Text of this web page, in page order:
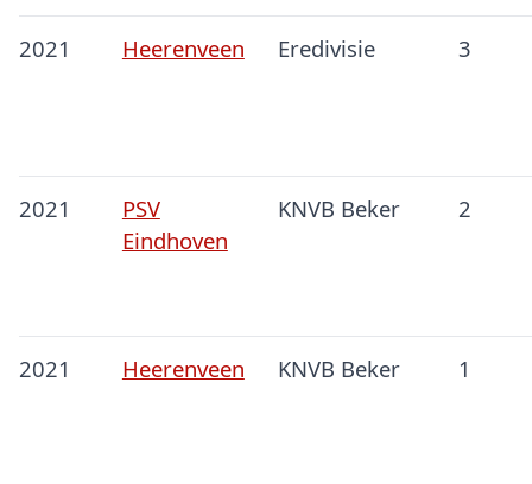
2021 Heerenveen Eredivisie 3
2021
PSV
Eindhoven
KNVB Beker 2
2021 Heerenveen KNVB Beker 1